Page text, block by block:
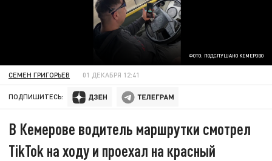
ФОТО: ПОДСЛУШАНО КЕМЕРОВО
СЕМЕН ГРИГОРЬЕВ 01 ДЕКАБРЯ 12:41
ПОДПИШИТЕСЬ:
В Кемерове водитель маршрутки смотрел
ТikTok на ходу и проехал на красный